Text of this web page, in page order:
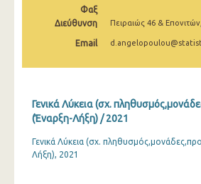
2002
2001
2000
Φαξ
Διεύθυνση
Πειραιώς 46 &
Email
Γενικά Λύκεια (σχ.
(Έναρξη-Λήξη) / 2021
Γενικά Λύκεια (σχ.
Λήξη), 2021